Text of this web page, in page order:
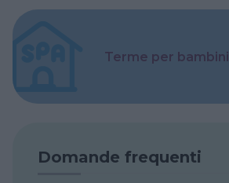
Terme per bambini
Domande frequenti